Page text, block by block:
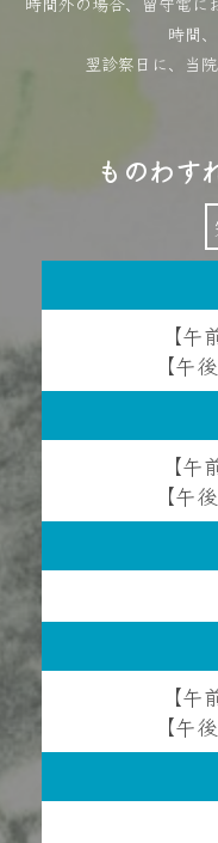
時間
翌診察日に、当
ものわす
【
【午
【
【午
【
【午